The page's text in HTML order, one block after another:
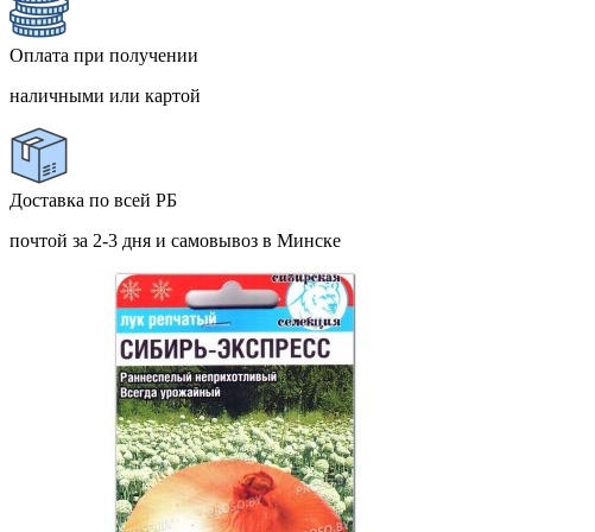
Оплата при получении
наличными или картой
Доставка по всей РБ
почтой за 2-3 дня и самовывоз в Минске